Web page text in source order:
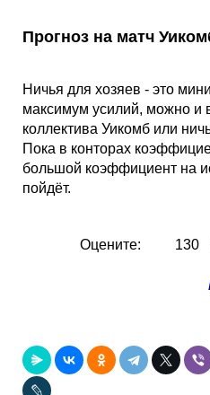
Прогноз на матч
Ничья для хозяев - это
максимум усилий, можно и
коллектива Уикомб или
Пока в конторах
большой коэффициент на
пойдёт.
Оцените: 130